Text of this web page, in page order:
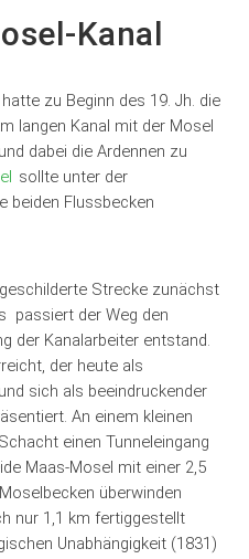
Kanal
zu Beginn des 19. Jh. die
langen Kanal mit der Mosel
dabei die Ardennen zu
sollte unter der
beiden Flussbecken
Strecke zunächst
passiert der Weg den
der Kanalarbeiter entstand.
der heute als
sich als beeindruckender
An einem kleinen
einen Tunneleingang
Maas-Mosel mit einer 2,5
überwinden
nur 1,1 km fertiggestellt
Unabhängigkeit (1831)